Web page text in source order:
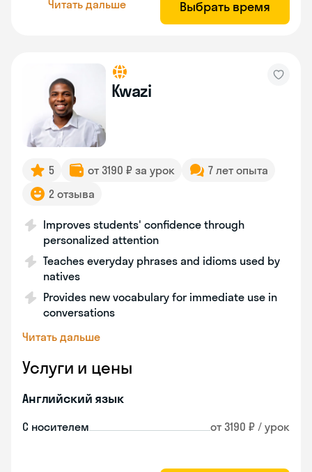
Читать дальше Выбрать время
Kwazi
5 от 3190 ₽ за урок
7 лет опыта
2 отзыва
Improves students' confidence through
personalized attention
Teaches everyday phrases and idioms used by
natives
Provides new vocabulary for immediate use in
conversations
Читать дальше
Услуги и цены
Английский язык
С носителем от 3190 ₽ / урок